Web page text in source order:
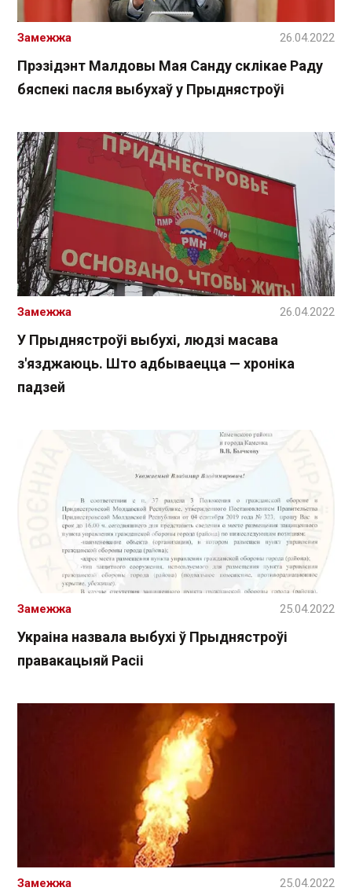
Прэзідэнт Малдовы Мая Санду склікае Раду
бяспекі пасля выбухаў у Прыднястроўі
Замежжа 26.04.2022
У Прыднястроўі выбухі, людзі масава
з'язджаюць. Што адбываецца — хроніка
падзей
Замежжа 26.04.2022
Украіна назвала выбухі ў Прыднястроўі
правакацыяй Расіі
Замежжа 25.04.2022
Замежжа 25.04.2022